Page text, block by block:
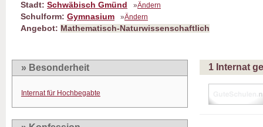
Stadt: Schwäbisch Gmünd »Ändern
Schulform: Gymnasium »Ändern
Angebot: Mathematisch-Naturwissenschaftlich
» Besonderheit
Internat für Hochbegabte
1 Internat